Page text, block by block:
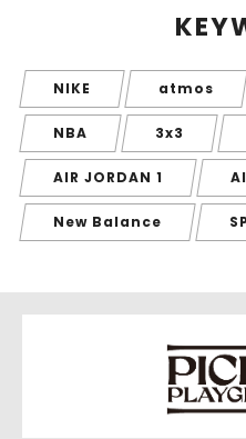
NIKE atmos
NBA 3x3
AIR JORDAN 1
New Balance